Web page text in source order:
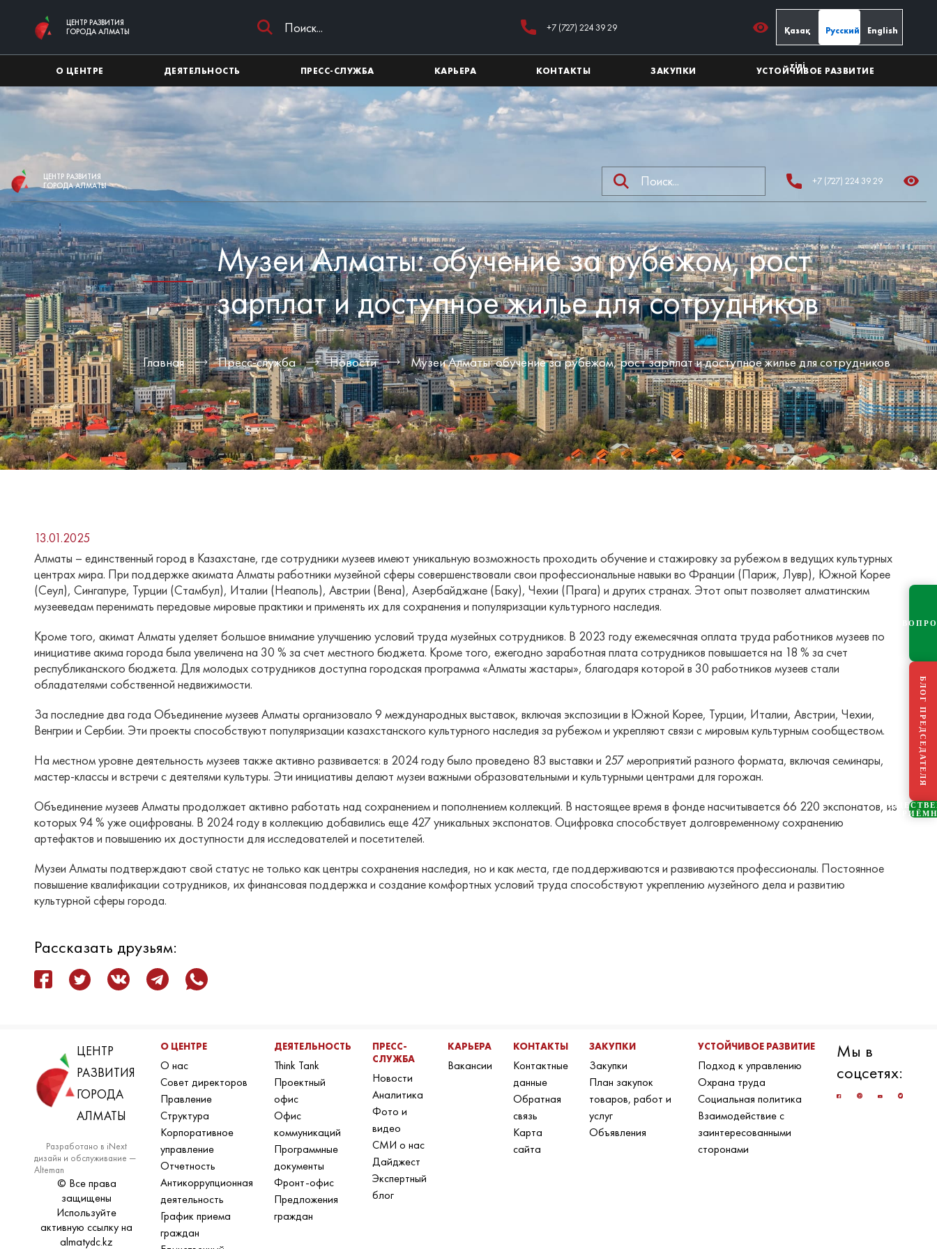
ЦЕНТР РАЗВИТИЯ
ГОРОДА АЛМАТЫ
+7 (727) 224 39 29 Қазақ
тілі
Русский English
О ЦЕНТРЕ ДЕЯТЕЛЬНОСТЬ ПРЕСС-СЛУЖБА КАРЬЕРА КОНТАКТЫ ЗАКУПКИ УСТОЙЧИВОЕ РАЗВИТИЕ
ЦЕНТР РАЗВИТИЯ
ГОРОДА АЛМАТЫ
+7 (727) 224 39 29
Музеи Алматы: обучение за рубежом, рост
зарплат и доступное жилье для сотрудников
Главная Пресс-служба Новости Музеи Алматы: обучение за рубежом, рост зарплат и доступное жилье для сотрудников
13.01.2025
Алматы – единственный город в Казахстане, где сотрудники музеев имеют уникальную возможность проходить обучение и стажировку за рубежом в ведущих культурных
центрах мира. При поддержке акимата Алматы работники музейной сферы совершенствовали свои профессиональные навыки во Франции (Париж, Лувр), Южной Корее
(Сеул), Сингапуре, Турции (Стамбул), Италии (Неаполь), Австрии (Вена), Азербайджане (Баку), Чехии (Прага) и других странах. Этот опыт позволяет алматинским
музееведам перенимать передовые мировые практики и применять их для сохранения и популяризации культурного наследия.
Кроме того, акимат Алматы уделяет большое внимание улучшению условий труда музейных сотрудников. В 2023 году ежемесячная оплата труда работников музеев по
инициативе акима города была увеличена на 30 % за счет местного бюджета. Кроме того, ежегодно заработная плата сотрудников повышается на 18 % за счет
республиканского бюджета. Для молодых сотрудников доступна городская программа «Алматы жастары», благодаря которой в 30 работников музеев стали
обладателями собственной недвижимости.
За последние два года Объединение музеев Алматы организовало 9 международных выставок, включая экспозиции в Южной Корее, Турции, Италии, Австрии, Чехии,
Венгрии и Сербии. Эти проекты способствуют популяризации казахстанского культурного наследия за рубежом и укрепляют связи с мировым культурным сообществом.
На местном уровне деятельность музеев также активно развивается: в 2024 году было проведено 83 выставки и 257 мероприятий разного формата, включая семинары,
мастер-классы и встречи с деятелями культуры. Эти инициативы делают музеи важными образовательными и культурными центрами для горожан.
Объединение музеев Алматы продолжает активно работать над сохранением и пополнением коллекций. В настоящее время в фонде насчитывается 66 220 экспонатов, из
которых 94 % уже оцифрованы. В 2024 году в коллекцию добавились еще 427 уникальных экспонатов. Оцифровка способствует долговременному сохранению
артефактов и повышению их доступности для исследователей и посетителей.
Музеи Алматы подтверждают свой статус не только как центры сохранения наследия, но и как места, где поддерживаются и развиваются профессионалы. Постоянное
повышение квалификации сотрудников, их финансовая поддержка и создание комфортных условий труда способствуют укреплению музейного дела и развитию
культурной сферы города.
Рассказать друзьям:
ЦЕНТР
РАЗВИТИЯ
ГОРОДА
АЛМАТЫ
Разработано в iNext
дизайн и обслуживание —
Alteman
© Все права
защищены
Используйте
активную ссылку на
almatydc.kz
О ЦЕНТРЕ
О нас
Совет директоров
Правление
Структура
Корпоративное
управление
Отчетность
Антикоррупционная
деятельность
График приема
граждан
ДЕЯТЕЛЬНОСТЬ
Think Tank
Проектный
офис
Офис
коммуникаций
Программные
документы
Фронт-офис
Предложения
граждан
ПРЕСС-
СЛУЖБА
Новости
Аналитика
Фото и
видео
СМИ о нас
Дайджест
Экспертный
блог
КАРЬЕРА
Вакансии
КОНТАКТЫ
Контактные
данные
Обратная
связь
Карта
сайта
ЗАКУПКИ
Закупки
План закупок
товаров, работ и
услуг
Объявления
УСТОЙЧИВОЕ РАЗВИТИЕ
Подход к управлению
Охрана труда
Социальная политика
Взаимодействие с
заинтересованными
сторонами
Мы в
соцсетях:
БЛОГ ПРЕДСЕДАТЕЛЯ